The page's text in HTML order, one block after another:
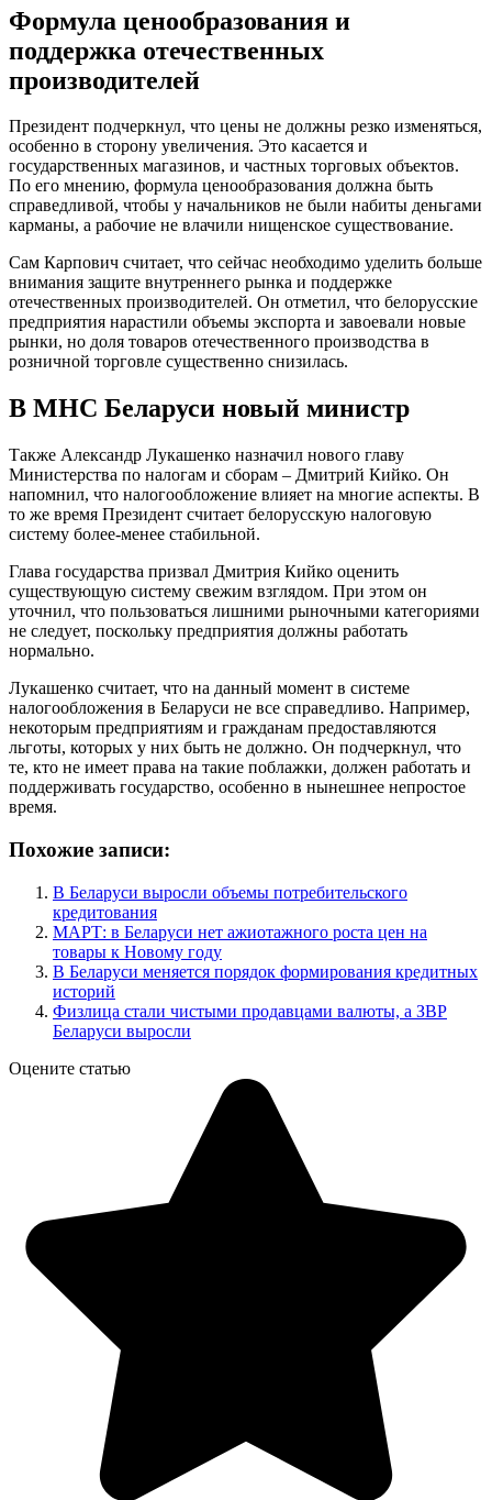
Формула ценообразования и
поддержка отечественных
производителей
Президент подчеркнул, что цены не должны резко изменяться,
особенно в сторону увеличения. Это касается и
государственных магазинов, и частных торговых объектов.
По его мнению, формула ценообразования должна быть
справедливой, чтобы у начальников не были набиты деньгами
карманы, а рабочие не влачили нищенское существование.
Сам Карпович считает, что сейчас необходимо уделить больше
внимания защите внутреннего рынка и поддержке
отечественных производителей. Он отметил, что белорусские
предприятия нарастили объемы экспорта и завоевали новые
рынки, но доля товаров отечественного производства в
розничной торговле существенно снизилась.
В МНС Беларуси новый министр
Также Александр Лукашенко назначил нового главу
Министерства по налогам и сборам – Дмитрий Кийко. Он
напомнил, что налогообложение влияет на многие аспекты. В
то же время Президент считает белорусскую налоговую
систему более-менее стабильной.
Глава государства призвал Дмитрия Кийко оценить
существующую систему свежим взглядом. При этом он
уточнил, что пользоваться лишними рыночными категориями
не следует, поскольку предприятия должны работать
нормально.
Лукашенко считает, что на данный момент в системе
налогообложения в Беларуси не все справедливо. Например,
некоторым предприятиям и гражданам предоставляются
льготы, которых у них быть не должно. Он подчеркнул, что
те, кто не имеет права на такие поблажки, должен работать и
поддерживать государство, особенно в нынешнее непростое
время.
Похожие записи:
В Беларуси выросли объемы потребительского
кредитования
МАРТ: в Беларуси нет ажиотажного роста цен на
товары к Новому году
В Беларуси меняется порядок формирования кредитных
историй
Физлица стали чистыми продавцами валюты, а ЗВР
Беларуси выросли
Оцените статью